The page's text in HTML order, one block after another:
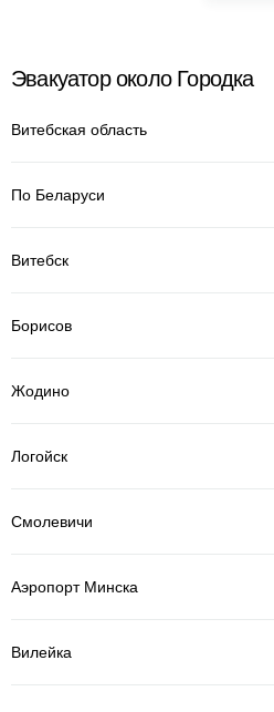
Эвакуатор около Городка
Витебская область
По Беларуси
Витебск
Борисов
Жодино
Логойск
Смолевичи
Аэропорт Минска
Вилейка